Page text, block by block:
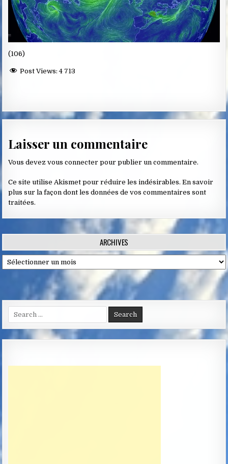
(106)
Post Views: 4 713
Laisser un commentaire
Vous devezvous connecter pour publier un commentaire.
Ce site utilise Akismet pour réduire les indésirables.En savoir
plus sur la façon dont les données de vos commentaires sont
traitées.
ARCHIVES
Archives
for: